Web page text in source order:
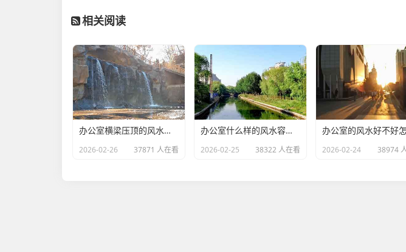
相关阅读
办公室横梁压顶的风水好不好(办公室不良的风水有哪些)
2026-02-26 37871 人在看
办公室什么样的风水容易生病(办公室没有窗户的风水化解小妙招)
2026-02-25 38322 人在看 2026-02-24 38974